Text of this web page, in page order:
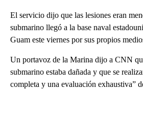
El servicio dijo que las lesiones eran
submarino llegó a la base naval
Guam este viernes por sus propios
Un portavoz de la Marina dijo a CNN
submarino estaba dañada y que se
completa y una evaluación exhaustiva”